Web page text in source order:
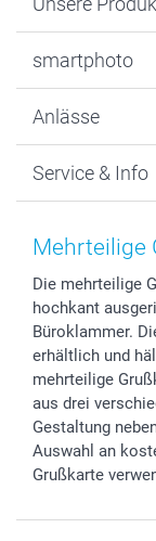
Fotogeschenke
MyNameBook
Fotoabzüge,
Zubehör &
Sticker &
Geschenk-
smartphoto
Warum
Datenschutz
AGB
Presse
Investor
B2B
Widerrufsrecht
Anlässe
Neujahr
Muttertag
Kommunion &
Hochzeit
Geburtstag
Geburt
Zu allen
Service & Info
Anmelden /
Lieferfristen
72h Lieferung
Sitemap
Status der
smartfriends
smartgarantie
Mehrteilige
Die mehrteilige
hochkant
Büroklammer.
erhältlich und
mehrteilige
aus drei
Gestaltung
Auswahl an
Grußkarte